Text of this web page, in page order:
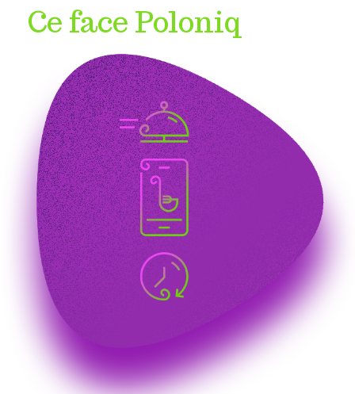
Ce face Poloniq